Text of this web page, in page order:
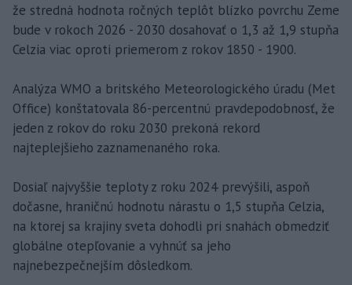
že stredná hodnota ročných teplôt blízko povrchu Zeme
bude v rokoch 2026 - 2030 dosahovať o 1,3 až 1,9 stupňa
Celzia viac oproti priemerom z rokov 1850 - 1900.
Analýza WMO a britského Meteorologického úradu (Met
Office) konštatovala 86-percentnú pravdepodobnosť, že
jeden z rokov do roku 2030 prekoná rekord
najteplejšieho zaznamenaného roka.
Dosiaľ najvyššie teploty z roku 2024 prevýšili, aspoň
dočasne, hraničnú hodnotu nárastu o 1,5 stupňa Celzia,
na ktorej sa krajiny sveta dohodli pri snahách obmedziť
globálne otepľovanie a vyhnúť sa jeho
najnebezpečnejším dôsledkom.